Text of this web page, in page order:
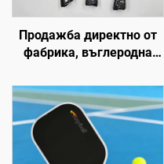
Продажба директно от
фабрика, въглеродна
въглеродно влакно 18k
EVA с матова повърхност
за тренировки, марка
Anyball